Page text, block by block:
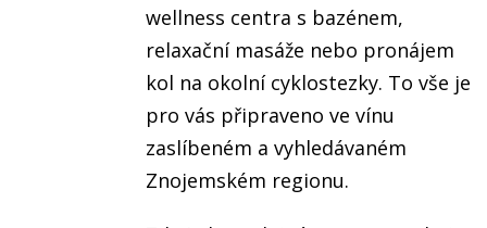
wellness centra s bazénem,
relaxační masáže nebo pronájem
kol na okolní cyklostezky. To vše je
pro vás připraveno ve vínu
zaslíbeném a vyhledávaném
Znojemském regionu.